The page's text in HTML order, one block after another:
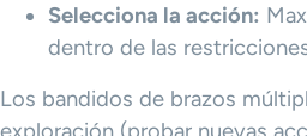
Selecciona la acción:
dentro de las
Los bandidos de brazos